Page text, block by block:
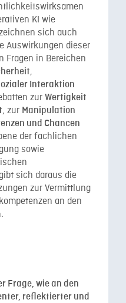
KI wie
sich auch
Auswirkungen dieser
Fragen in Bereichen
,
Interaktion
zur Wertigkeit
, zur Manipulation
und Chancen
der fachlichen
sowie
sich daraus die
zur Vermittlung
an den
Frage, wie an den
reflektierter und